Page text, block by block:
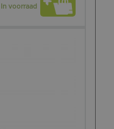
In voorraad